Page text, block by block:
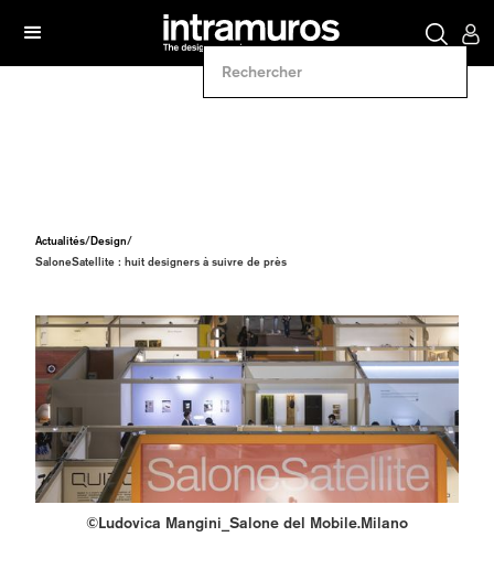
Actualités/Design/
SaloneSatellite : huit designers à suivre de près
©Ludovica Mangini_Salone del Mobile.Milano